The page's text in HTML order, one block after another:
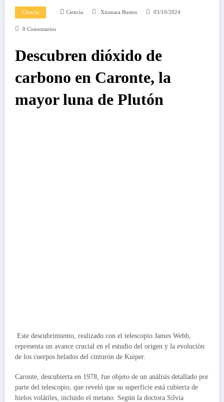
Ciencia Ciencia Xiomara Bustos 03/10/2024
0 Comentarios
Descubren dióxido de
carbono en Caronte, la
mayor luna de Plutón
Este descubrimiento, realizado con el telescopio James Webb,
representa un avance crucial en el estudio del origen y la evolución
de los cuerpos helados del cinturón de Kuiper.
Caronte, descubierta en 1978, fue objeto de un análisis detallado por
parte del telescopio, que reveló que su superficie está cubierta de
hielos volátiles, incluido el metano. Según la doctora Silvia